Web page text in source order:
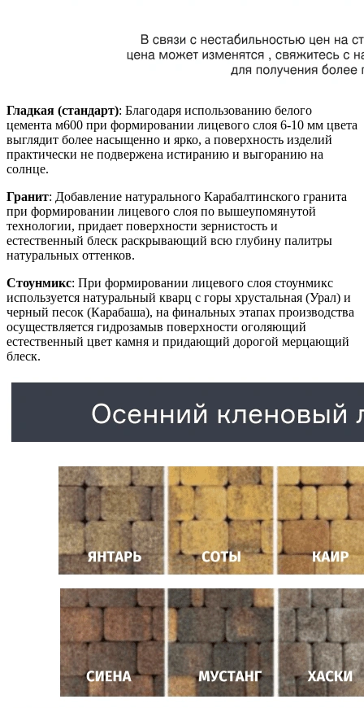
Гладкая (стандарт): Благодаря использованию белого
цемента м600 при формировании лицевого слоя 6-10 мм цвета
выглядит более насыщенно и ярко, а поверхность изделий
практически не подвержена истиранию и выгоранию на
солнце.
Гранит: Добавление натурального Карабалтинского гранита
при формировании лицевого слоя по вышеупомянутой
технологии, придает поверхности зернистость и
естественный блеск раскрывающий всю глубину палитры
натуральных оттенков.
Стоунмикс: При формировании лицевого слоя стоунмикс
используется натуральный кварц с горы хрустальная (Урал) и
черный песок (Карабаша), на финальных этапах производства
осуществляется гидрозамыв поверхности оголяющий
естественный цвет камня и придающий дорогой мерцающий
блеск.